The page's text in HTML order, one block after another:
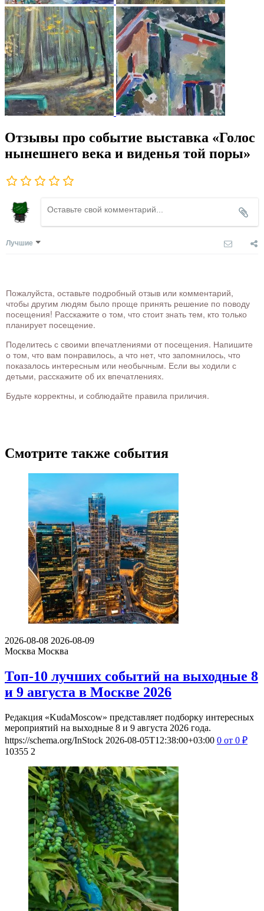
Отзывы про событие выставка «Голос
нынешнего века и виденья той поры»
Лучшие
Пожалуйста, оставьте подробный отзыв или комментарий,
чтобы другим людям было проще принять решение по поводу
посещения! Расскажите о том, что стоит знать тем, кто только
планирует посещение.
Поделитесь с своими впечатлениями от посещения. Напишите
о том, что вам понравилось, а что нет, что запомнилось, что
показалось интересным или необычным. Если вы ходили с
детьми, расскажите об их впечатлениях.
Будьте корректны, и соблюдайте правила приличия.
Смотрите также события
2026-08-08 2026-08-09
Москва Москва
Топ-10 лучших событий на выходные 8
и 9 августа в Москве 2026
Редакция «KudaMoscow» представляет подборку интересных
мероприятий на выходные 8 и 9 августа 2026 года.
https://schema.org/InStock 2026-08-05T12:38:00+03:00 0 от 0 ₽
10355 2